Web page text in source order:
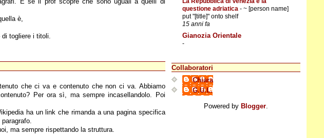
è,
togliere i titoli.
che ci va e contenuto che non ci va. Abbiamo
Per ora sì, ma sempre incasellandolo. Poi
ha un link che rimanda a una pagina specifica
ma sempre rispettando la struttura.
questione adriatica-~ [person name]
put "[title]" onto shelf
15 anni fa
Gianozia Orientale
-
Collaboratori
Chiara
G.U.L.
Powered by Blogger.